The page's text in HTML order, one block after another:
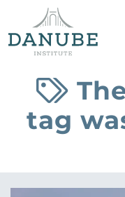
tag